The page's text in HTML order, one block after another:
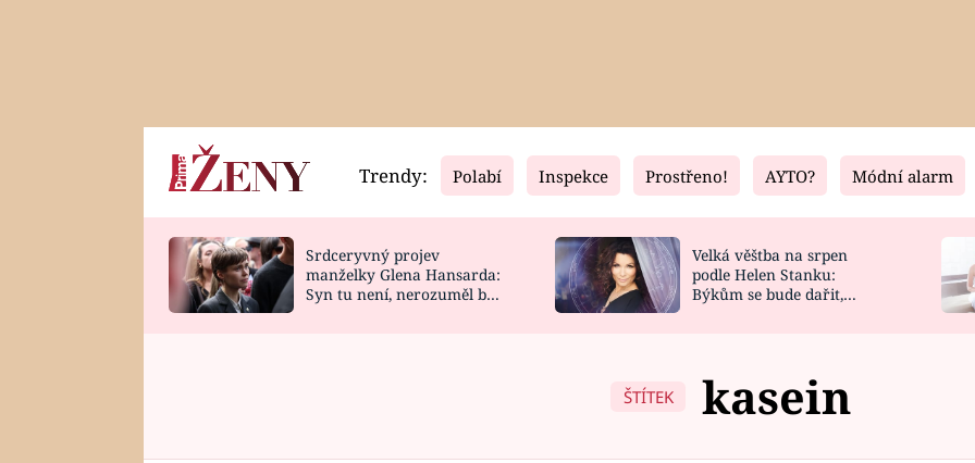
Horoskopy
HOROSKOP NA
Video
CELEBRITY
VAŘENÍ
Fresh
NOVINKY
VIDEORECEPTY
Living
DESIGN
Trendy: Polabí Inspekce Prostřeno! AYTO? Módní alarm
Srdceryvný projev
manželky Glena Hansarda:
Syn tu není, nerozuměl by
Velká věštba na srpen
podle Helen Stanku:
Býkům se bude dařit,
ŠTÍTEK kasein